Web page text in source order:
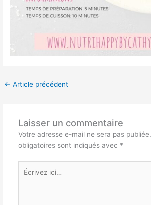
← Article précédent
Laisser un commentaire
Votre adresse e-mail ne sera pas publiée.
obligatoires sont indiqués avec *
Écrivez
ici…